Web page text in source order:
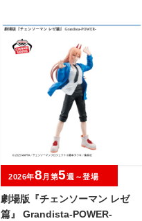
劇場版『チェンソーマン レゼ
篇』 Grandista-POWER-
2026年8 月第5週～登場